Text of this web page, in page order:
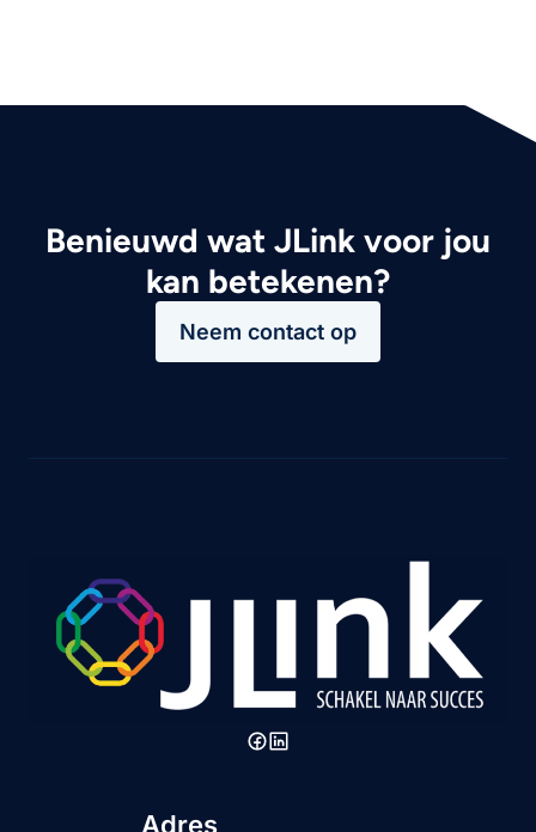
Benieuwd wat JLink voor jou
kan betekenen?
Neem contact op
Adres